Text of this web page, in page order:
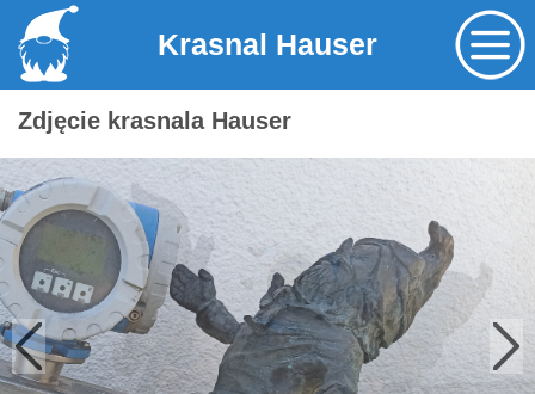
Krasnal Hauser
Zdjęcie krasnala Hauser